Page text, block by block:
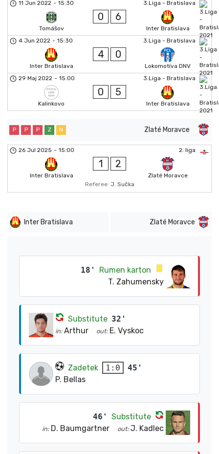
3.Liga - Bratislava
11 Jun 2022 - 15:30
Tomášov
0 6
Inter Bratislava
3.Liga - Bratislava
4 Jun 2022 - 15:30
Inter Bratislava
4 0
Lokomotíva DNV
3.Liga - Bratislava
29 Maj 2022 - 15:00
Kalinkovo
0 5
Inter Bratislava
Zlaté Moravce
P P P Z N
2. liga
26 Jul 2025 - 15:00
Inter Bratislava
1 2
Zlaté Moravce
Referee: J. Sučka
Inter Bratislava Zlaté Moravce
18'
Rumen karton
T. Zahumensky
Substitute 32'
in: Arthur out: E. Vyskoc
Zadetek 1:0
45'
P. Bellas
46' Substitute
in: D. Baumgartner out: J. Kadlec